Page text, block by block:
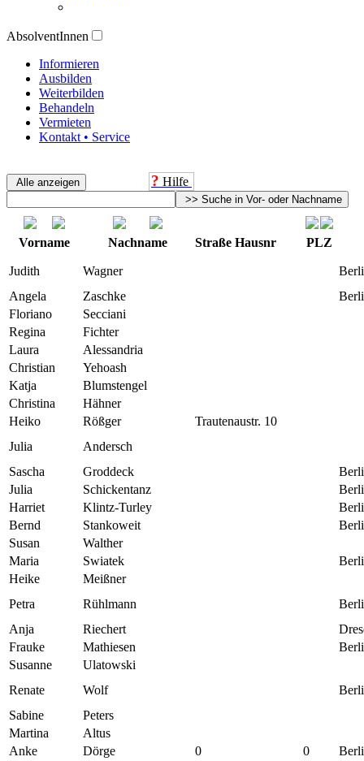
AbsolventInnen
Informieren
Ausbilden
Weiterbilden
Behandeln
Vermieten
Kontakt • Service
? Hilfe
Vorname Nachname Straße Hausnr PLZ
Judith Wagner
Angela
Zaschke
Floriano
Secciani
Regina
Fichter
Laura
Alessandria
Christian
Yehoash
Katja
Blumstengel
Christina
Hähner
Heiko
Rößger
Trautenaustr. 10
Julia
Andersch
Sascha
Groddeck
Julia
Schickentanz
Harriet
Klintz-Turley
Bernd
Stankoweit
Susan
Walther
Maria
Swiatek
Heike
Meißner
Petra
Rühlmann
Anja
Riechert
Frauke
Mathiesen
Susanne
Ulatowski
Renate
Wolf
Sabine
Peters
Martina
Altus
Anke
Dörge 0 0